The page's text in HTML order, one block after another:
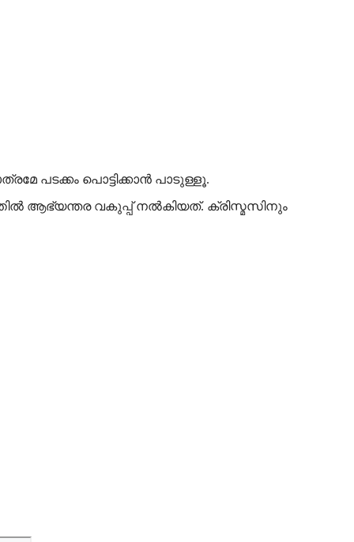
പടക്കം പൊട്ടിക്കാന്‍ പാടുള്ളൂ.
ആഭ്യന്തര വകുപ്പ് നല്‍കിയത്. ക്രിസ്മസിനും